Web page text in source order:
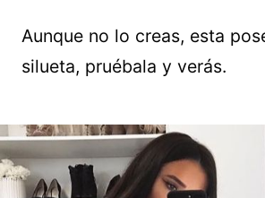
Aunque no lo creas, esta
silueta, pruébala y verás.